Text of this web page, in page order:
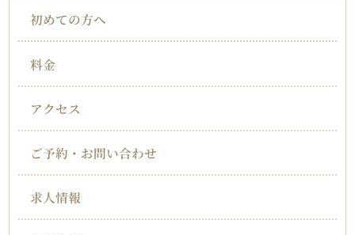
初めての方へ
料金
アクセス
ご予約・お問い合わせ
求人情報